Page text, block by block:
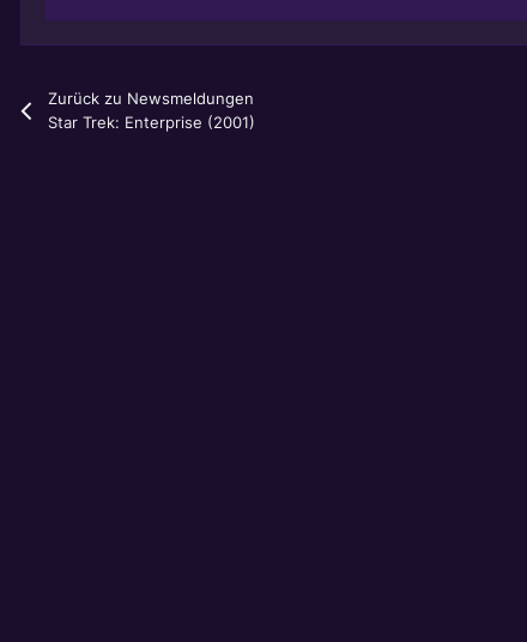
Zurück zu Newsmeldungen
Star Trek: Enterprise (2001)